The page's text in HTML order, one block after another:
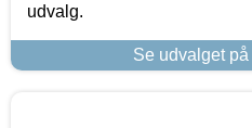
udvalg.
Se udvalget